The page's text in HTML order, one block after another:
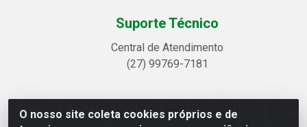
O nosso site coleta cookies próprios e de
Suporte Técnico
Central de Atendimento
(27) 99769-7181
Linhavix Distribuidora LTDA - Avenida Alegre, 2521 -